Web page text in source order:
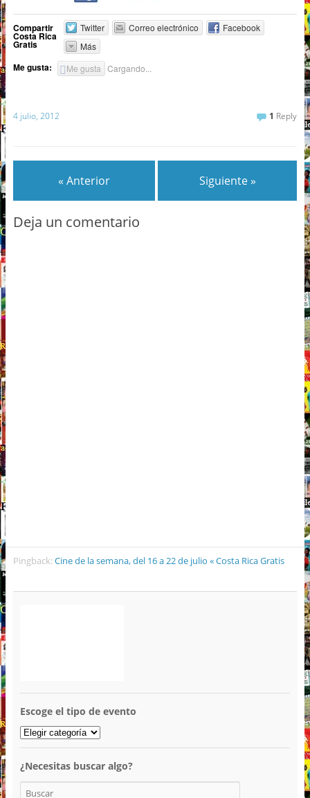
Compartir
Costa Rica
Gratis
Twitter Correo electrónico
Facebook
Más
Me gusta: Me gusta Cargando...
4 julio, 2012 1 Reply
« Anterior Siguiente »
Deja un comentario
Pingback:Cine de la semana, del 16 a 22 de julio « Costa Rica Gratis
Escoge el tipo de evento
¿Necesitas buscar algo?